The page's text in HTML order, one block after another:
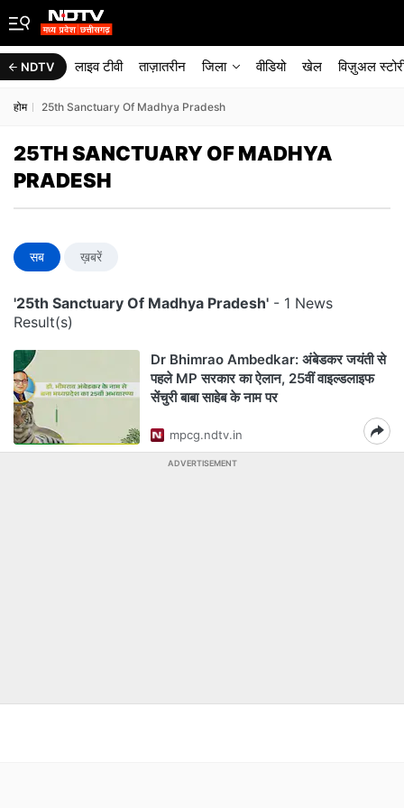
NDTV लाइव टीवी ताज़ातरीन जिला वीडियो खेल विज़ुअल
होम 25th Sanctuary Of Madhya Pradesh
25TH SANCTUARY OF MADHYA
PRADESH
सब ख़बरें
'25th Sanctuary Of Madhya Pradesh' - 1 News
Result(s)
Dr Bhimrao Ambedkar: अंबेडकर जयंती से
पहले MP सरकार का ऐलान, 25वीं वाइल्डलाइफ
सेंचुरी बाबा साहेब के नाम पर
mpcg.ndtv.in
ADVERTISEMENT